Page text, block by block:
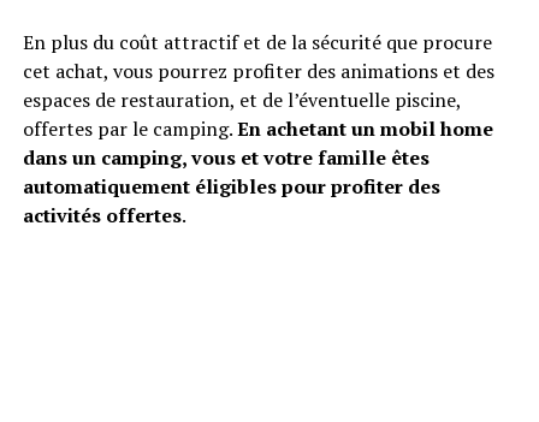
En plus du coût attractif et de la sécurité que procure
cet achat, vous pourrez profiter des animations et des
espaces de restauration, et de l’éventuelle piscine,
offertes par le camping.En achetant un mobil home
dans un camping, vous et votre famille êtes
automatiquement éligibles pour profiter des
activités offertes.